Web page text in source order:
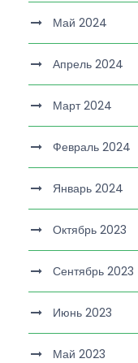
Май 2024
Апрель 2024
Март 2024
Февраль 2024
Январь 2024
Октябрь 2023
Сентябрь 2023
Июнь 2023
Май 2023